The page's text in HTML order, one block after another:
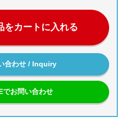
をカートに入れる
合わせ / Inquiry
でお問い合わせ